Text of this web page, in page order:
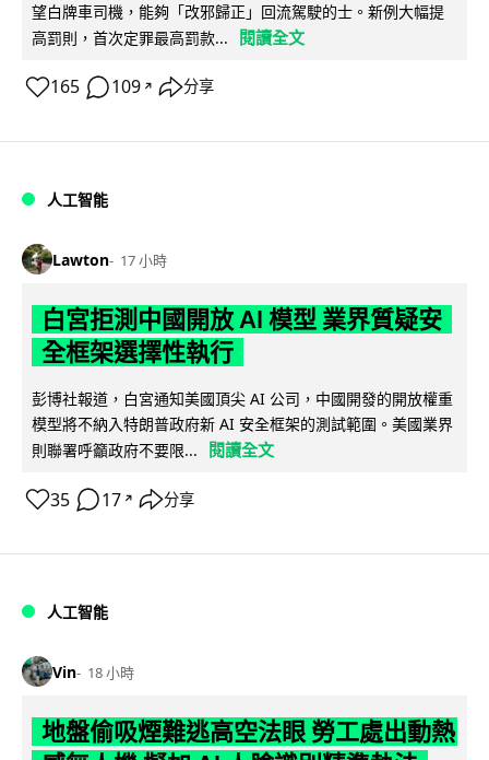
望白牌車司機，能夠「改邪歸正」回流駕駛的士。新例大幅提
高罰則，首次定罪最高罰款...
閱讀全文
165 109 ↗ 分享
人工智能
Lawton 17 小時
白宮拒測中國開放 AI 模型 業界質疑安
全框架選擇性執行
彭博社報道，白宮通知美國頂尖 AI 公司，中國開發的開放權重
模型將不納入特朗普政府新 AI 安全框架的測試範圍。美國業界
則聯署呼籲政府不要限...
閱讀全文
35 17 ↗ 分享
人工智能
Vin 18 小時
地盤偷吸煙難逃高空法眼 勞工處出動熱